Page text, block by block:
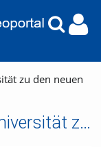
zu den neuen
Sechs Stimmen aus der Universität zu den neuen Führungsleitlinien 2025 - Frank Balle